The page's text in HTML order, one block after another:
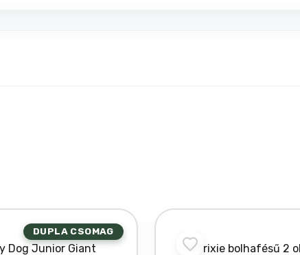
DUPLA CSOMAG